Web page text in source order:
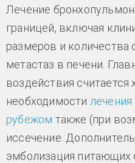
Лечение
границей, включая
размеров и количества
метастаз в печени.
воздействия считается
необходимости
рубежом также (при
иссечение.
эмболизация питающих